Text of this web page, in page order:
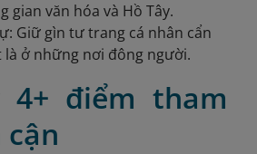
gian văn hóa và Hồ Tây.
Giữ gìn tư trang cá nhân cẩn
là ở những nơi đông người.
4+ điểm tham